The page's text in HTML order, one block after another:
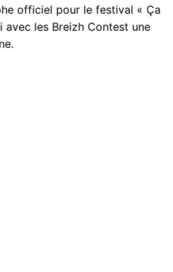
officiel pour le festival « Ça
les Breizh Contest une